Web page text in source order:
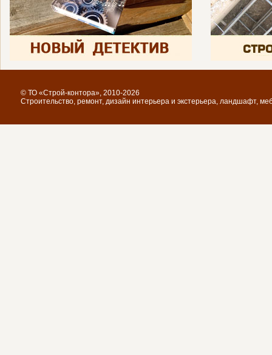
© ТО «Строй-контора», 2010-2026
Строительство, ремонт, дизайн интерьера и экстерьера, ландшафт,